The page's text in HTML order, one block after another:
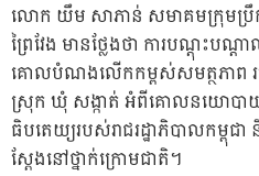
លោក យឹម សាភាន់ សមាគមក្រុមប្រឹក្
ព្រៃវែង មានថ្លែងថា ការបណ្តុះបណ្
គោលបំណងលើកកម្ពស់សមត្ថភាព រ
ស្រុក ឃុំ សង្កាត់ អំពីគោលនយោបាយន
ធិបតេយ្យរបស់រាជរដ្ឋាភិបាលកម្ពុជា
ស្តែងនៅថ្នាក់ក្រោមជាតិ។